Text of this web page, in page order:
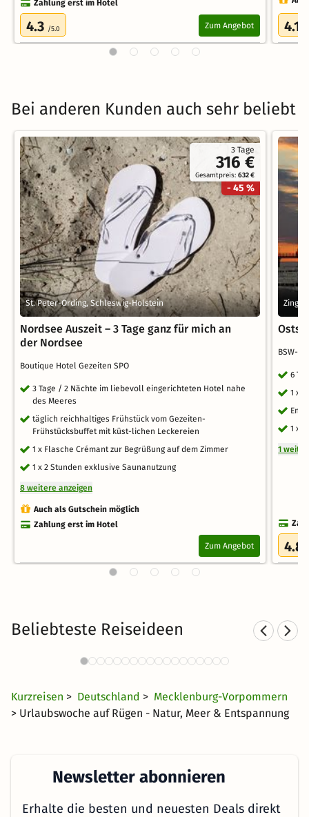
Zahlung erst im Hotel
4.3 /5.0 Zum Angebot 4.1
Bei anderen Kunden auch sehr beliebt
3 Tage
316 €
Gesamtpreis:632 €
- 45 %
St. Peter-Ording, Schleswig-Holstein
Nordsee Auszeit – 3 Tage ganz für mich an
der Nordsee
Boutique Hotel Gezeiten SPO
3 Tage / 2 Nächte im liebevoll eingerichteten Hotel nahe
des Meeres
täglich reichhaltiges Frühstück vom Gezeiten-
Frühstücksbuffet mit küst-lichen Leckereien
1 x Flasche Crémant zur Begrüßung auf dem Zimmer
1 x 2 Stunden exklusive Saunanutzung
8 weitere anzeigen
Auch als Gutschein möglich
Zahlung erst im Hotel
Zum Angebot
BSW-
6
1 x
1 x
1
4.8
Beliebteste Reiseideen
Hotel am See in
Kurzreisen > Deutschland > Mecklenburg-Vorpommern
> Urlaubswoche auf Rügen - Natur, Meer & Entspannung
Newsletter abonnieren
Erhalte die besten und neuesten Deals direkt